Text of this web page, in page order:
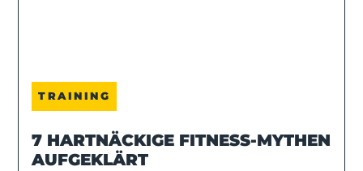
TRAINING
7 HARTNÄCKIGE FITNESS-MYTHEN
AUFGEKLÄRT